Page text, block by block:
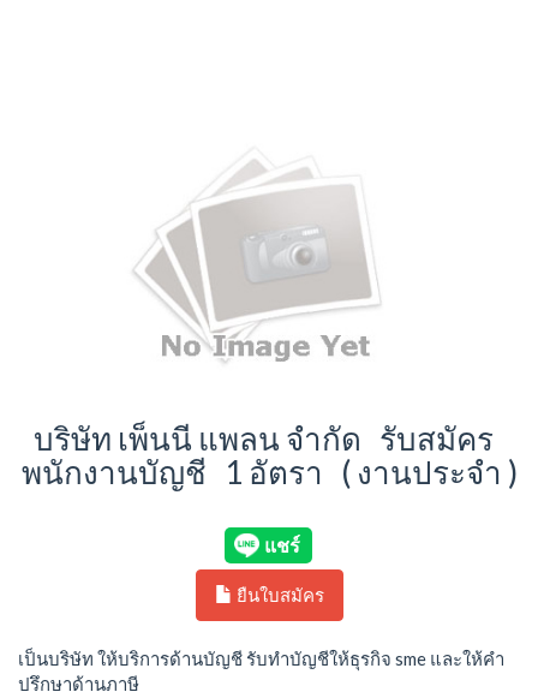
บริษัท เพ็นนี แพลน จำกัด รับสมัคร
พนักงานบัญชี 1 อัตรา ( งานประจำ )
ยืนใบสมัคร
เป็นบริษัท ให้บริการด้านบัญชี รับทำบัญชีให้ธุรกิจ sme และให้คำ
ปรึกษาด้านภาษี